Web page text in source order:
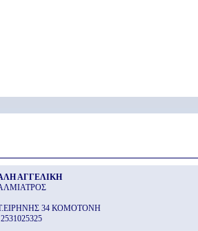
ΑΓΓΕΛΙΚΗ
34 ΚΟΜΟΤΟΝΗ